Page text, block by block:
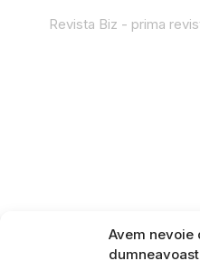
Avem nevoie
Revista Biz - prima